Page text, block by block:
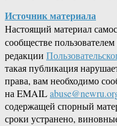
Источник материала
Настоящий материал
сообществе пользователем
редакции
такая публикация
права, вам необходимо
на EMAIL
содержащей спорный
сроки устранено,